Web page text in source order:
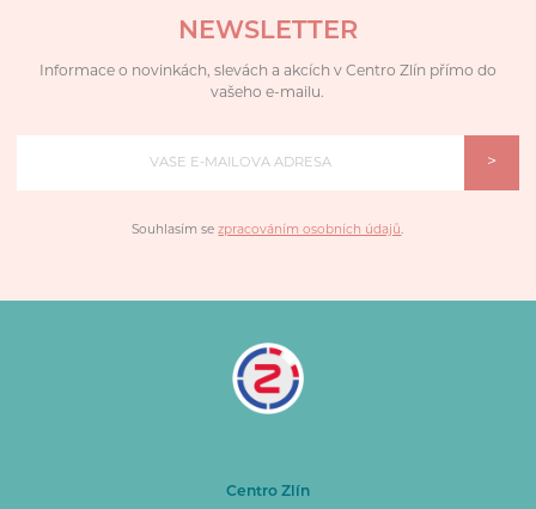
NEWSLETTER
Informace o novinkách, slevách a akcích v Centro Zlín přímo do
vašeho e-mailu.
>
Souhlasím sezpracováním osobních údajů.
Centro Zlín